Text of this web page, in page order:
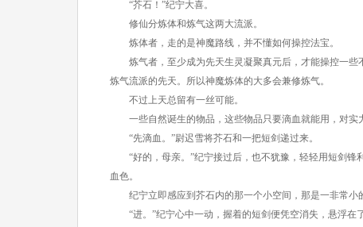
“芥石！”纪宁大喜。
修仙分炼体和炼气这两大流派。
炼体者，走的是神魔路线，并不懂如何操控法宝。
炼气者，至少成为先天生灵凝聚真元后，才能操控一些
炼气流派的先天。所以神魔炼体的大多会兼修炼气。
不过上天总留有一丝可能。
一些自然诞生的物品，这些物品只要滴血就能用，对实
“先滴血。”尉迟雪将芥石和一把短剑递过来。
“好的，母亲。”纪宁接过后，也不犹豫，轻轻用短剑锋
血色。
纪宁立即感应到芥石内的那一个小空间，那是一非常小
“进。”纪宁心中一动，握着的短剑便凭空消失，悬浮在了